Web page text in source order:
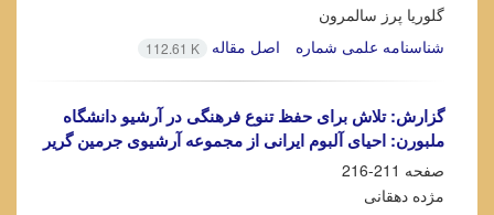
گلوریا پرز سالمرون
شناسنامه علمی شماره
اصل مقاله 112.61 K
گزارش: تلاش براى حفظ تنوع فرهنگى در آرشیو دانشگاه
ملبورن: احیاى آلبوم ایرانى از مجموعه آرشیوى جرمین گریر
صفحه 211-216
مژده دهقانی